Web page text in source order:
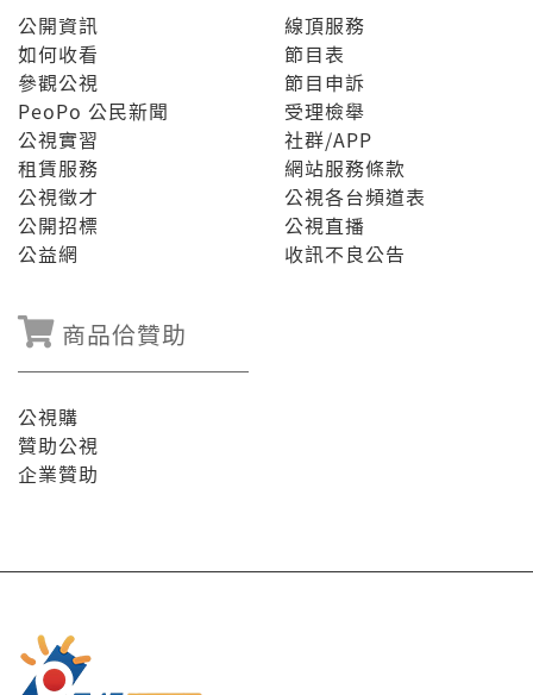
公開資訊
如何收看
參觀公視
PeoPo 公民新聞
公視實習
租賃服務
公視徵才
公開招標
公益網
線頂服務
節目表
節目申訴
受理檢舉
社群/APP
網站服務條款
公視各台頻道表
公視直播
收訊不良公告
商品佮贊助
公視購
贊助公視
企業贊助